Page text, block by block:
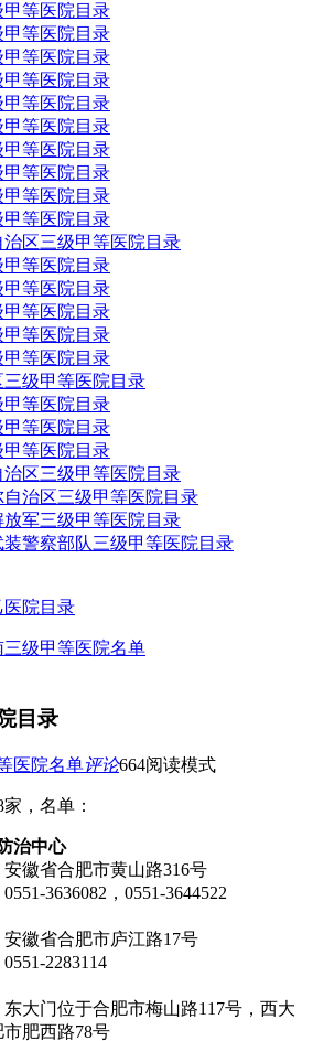
等医院目录
等医院目录
等医院目录
等医院目录
等医院目录
甲等医院目录
等医院目录
等医院目录
等医院目录
甲等医院目录
治区三级甲等医院目录
等医院目录
等医院目录
甲等医院目录
等医院目录
等医院目录
级甲等医院目录
甲等医院目录
等医院目录
等医院目录
区三级甲等医院目录
自治区三级甲等医院目录
军三级甲等医院目录
警察部队三级甲等医院目录
医院目录
三级甲等医院名单
目录
医院名单评论664阅读模式
，名单：
治中心
安徽省合肥市黄山路316号
3636082，0551-3644522
安徽省合肥市庐江路17号
2283114
东大门位于合肥市梅山路117号，西大
肥西路78号